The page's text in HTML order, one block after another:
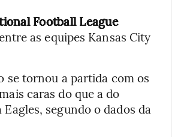
Football League
as equipes Kansas City
se tornou a partida com os
caras do que a do
segundo o dados da